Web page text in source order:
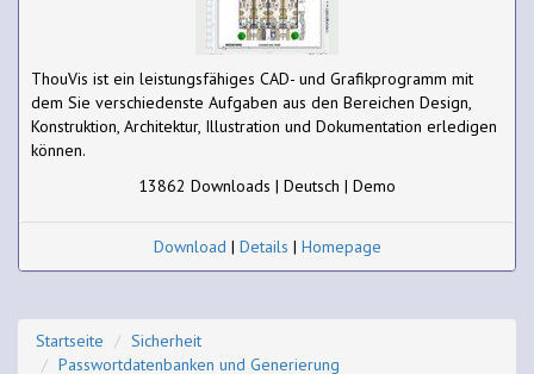
ThouVis ist ein leistungsfähiges CAD- und Grafikprogramm mit
dem Sie verschiedenste Aufgaben aus den Bereichen Design,
Konstruktion, Architektur, Illustration und Dokumentation erledigen
können.
13862 Downloads | Deutsch | Demo
Download | Details | Homepage
Startseite
Sicherheit
Passwortdatenbanken und Generierung